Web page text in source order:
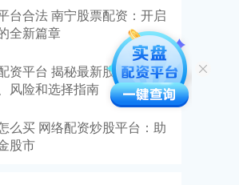
台合法 南宁股票配资：开启
全新篇章
资平台 揭秘最新股票配资平
风险和选择指南
么买 网络配资炒股平台：助
股市